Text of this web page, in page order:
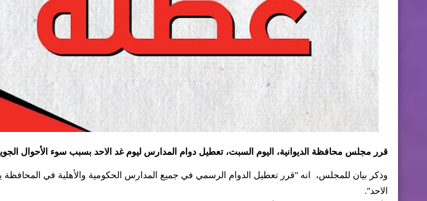
قرر مجلس محافظة الديوانية، اليوم السبت، تعطيل دوام المدارس ليوم غد الاحد بسبب سوء الأحوال
وذكر بيان للمجلس، انه "قرر تعطيل الدوام الرسمي في جميع المدارس الحكومية والأهلية في المحافظة
الاحد".